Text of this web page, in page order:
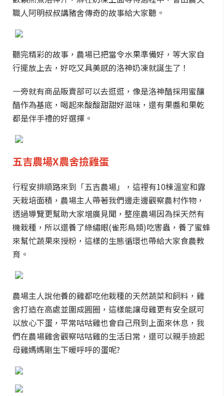
職人阿明叔叔講豬舍傳奇的故事給大家聽。
聽完精彩的故事，農場已把當令水果準備好，等大家自
行擺放上去，好吃又具美感的洛神奶凍就誕生了！
一旁就有商品販賣部可以去逛逛，像是洛神醋採用蜜釀
醋作為基底，喝起來酸酸甜甜好滋味，還有果醬和果乾
都是伴手禮的好選擇。
五吉農場X農舍撿雞蛋
行程安排順路來到「五吉農場」，這裡有10棟溫室和露
天栽培面積，農場主人帶著我們邊走邊觀察農村作物，
透過導覽更幫助大家增廣見聞，整座農場因為採天然有
機栽種，所以還養了綠繡眼(雀形鳥類)吃害蟲，養了蜜蜂
來幫忙蔬果來授粉，這樣的生態循環也帶給大家食農教
育。
農場主人說他養的雞都吃他栽種的天然蔬菜和飼料，雞
舍打造在高處並圍成圓圈，這樣能讓母雞更有安全感可
以放心下蛋，平常咕咕雞也會自己飛到上面來休息，我
們在農場雞舍觀察咕咕雞的生活日常，還可以親手撿起
母雞媽媽剛生下暖呼呼的蛋呢?